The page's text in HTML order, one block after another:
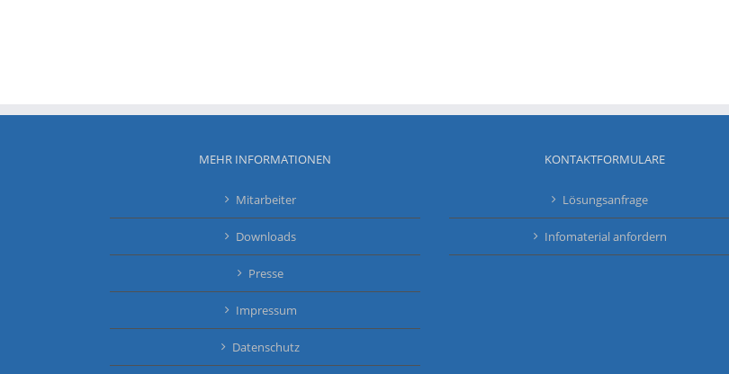
MEHR INFORMATIONEN
Mitarbeiter
Downloads
Presse
Impressum
Datenschutz
KONTAKTFORMULARE
Lösungsanfrage
Infomaterial anfordern